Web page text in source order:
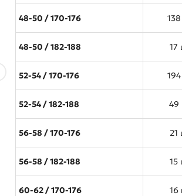
48-50 / 170-176
48-50 / 182-188 17
52-54 / 170-176
52-54 / 182-188 49
56-58 / 170-176 21
56-58 / 182-188 15
60-62 / 170-176 16